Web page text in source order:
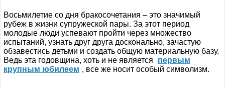
Восьмилетие со дня бракосочетания – это значимый
рубеж в жизни супружеской пары. За этот период
молодые люди успевают пройти через множество
испытаний, узнать друг друга досконально, зачастую
обзавестись детьми и создать общую материальную базу.
Ведь эта годовщина, хоть и не является
первым
крупным юбилеем , все же носит особый символизм.